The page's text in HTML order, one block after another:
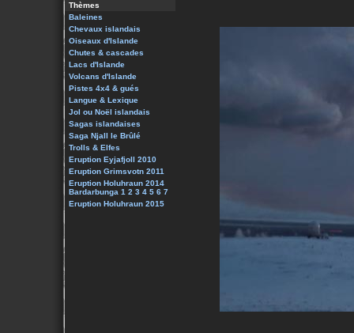
Thèmes
Baleines
Chevaux islandais
Oiseaux d'Islande
Chutes & cascades
Lacs d'Islande
Volcans d'Islande
Pistes 4x4 & gués
Langue & Lexique
Jol ou Noël islandais
Sagas islandaises
Saga Njall le Brûlé
Trolls & Elfes
Eruption Eyjafjoll 2010
Eruption Grimsvotn 2011
Eruption Holuhraun 2014
Bardarbunga 1 2 3 4 5 6 7
Eruption Holuhraun 2015